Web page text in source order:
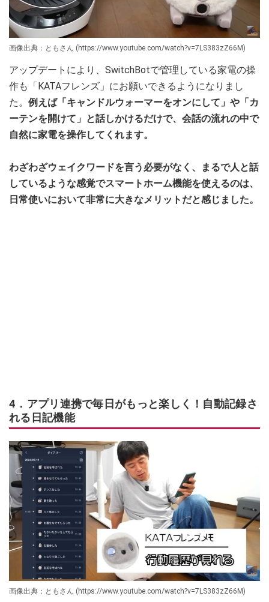
画像出典：ともさん (https://www.youtube.com/watch?v=7LS383zZ66M)
アップデートにより、SwitchBotで管理している家電の操
作も「KATAフレンズ」にお願いできるようになりまし
た。 例えば「キャンドルウォーマーをオンにして」や「カ
ーテンを開けて」と話しかけるだけで、会話の流れの中で
自然に家電を操作してくれます。
わざわざウェイクワードを言う必要がなく、まるで人と話
しているような感覚でスマートホーム機能を使えるのは、
日常使いにおいて非常に大きなメリットだと感じました。
4．アプリ連携で毎日がもっと楽しく！自動記録さ
れる日記機能
画像出典：ともさん (https://www.youtube.com/watch?v=7LS383zZ66M)